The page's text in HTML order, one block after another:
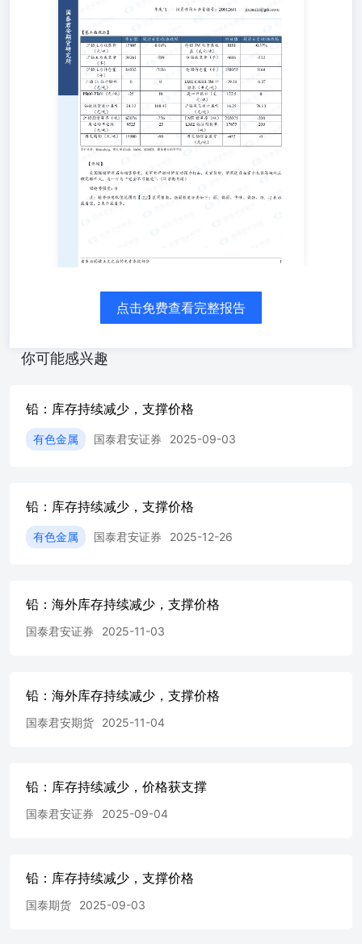
值范围为【-2,2】区间整数。强弱程度分类如下：弱、偏
弱、中性、偏强、强，-2表示最看空，2表示最看多。 国泰
君安期货有限公司（以下简称“本公司”）具有中国证监会核
准的期货投资咨询业务资格（证监许可[2011]1449号）。 本
报告的观点和信息仅供本公司的专业投资者参考，无意针对
或打算违反任何地区、国家、城市或其它法律管辖区域内的
法律法规。本报告难以设置访问权限，若给您造成不便，敬
请谅解。若您并非国泰君安期货客户中的专业投资者，请勿
阅读、订阅或接收任何相关信息。本报告不构成具体业务的
推介，亦不应被视为任何投资、法律、会计或税务建议，且
本公司不会因接收人收到本报告而视其为本公司的当然客
户。请您根据自身的风险承受能力自行作出投资决定并自主
本报告仅反映作者的不同设想、见解及分析方法。本报告所
特此声明。 免责声明 本报告的信息来源于已公开的资料，
但本公司对该等信息的准确性、完整性或可靠性不作任何保
报告当日的判断，本报告所指的期货标的的价格可升可跌，
过往表现不应作为日后的表现依据。在不同时期，或因使用
与本报告所载资料、意见及推测不一致的报告，对此本公司
新状态。同时，本公司对本报告所含信息可在不发出通知的
情形下做出修改，投资者应当自行关注相应的更新或修改。
符合其特定状况。在任何情况下，本报告中的信息或所表述
司、本公司员工或者关联机构不承诺投资者一定获利，不与
本公司、本公司员工或者关联机构无关。市场有风险，投资
需谨慎。投资者不应将本报告作为作出投资决策的唯一参考
因素，亦不应认为本报告可以取代自己的判断。在决定投资
何机构和个人不得以任何形式翻版、复制、发表或引用。如
用，并注明出处为“国泰君安期货研究”，提示使用本报告的
负责。通过此途径获得本报告的投资者应自行联系该个人或
机构以要求获悉更详细信息或进而交易本报告中提及的期货
担任何责任。 除非另有说明，本报告中使用的所有商标、
的商标、服务标记及标记，未经国君期货或商标所有权人的
点击免费查看完整报告
你可能感兴趣
铅：库存持续减少，支撑价格
有色金属 国泰君安证券 2025-09-03
铅：库存持续减少，支撑价格
有色金属 国泰君安证券 2025-12-26
铅：海外库存持续减少，支撑价格
国泰君安证券 2025-11-03
铅：海外库存持续减少，支撑价格
国泰君安期货 2025-11-04
铅：库存持续减少，价格获支撑
国泰君安证券 2025-09-04
铅：库存持续减少，支撑价格
国泰期货 2025-09-03